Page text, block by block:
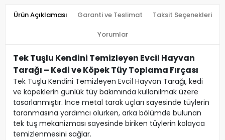
Ürün Açıklaması Garanti ve Teslimat Taksit Seçenekleri
Yorumlar
Tek Tuşlu Kendini Temizleyen Evcil Hayvan
Tarağı – Kedi ve Köpek Tüy Toplama Fırçası
Tek Tuşlu Kendini Temizleyen Evcil Hayvan Tarağı, kedi
ve köpeklerin günlük tüy bakımında kullanılmak üzere
tasarlanmıştır. İnce metal tarak uçları sayesinde tüylerin
taranmasına yardımcı olurken, arka bölümde bulunan
tek tuş mekanizması sayesinde biriken tüylerin kolayca
temizlenmesini sağlar.